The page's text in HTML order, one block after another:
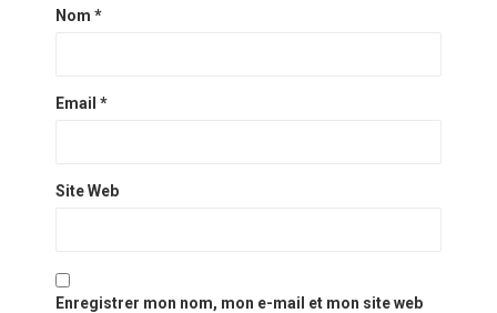
Nom *
Email *
Site Web
Enregistrer mon nom, mon e-mail et mon site web